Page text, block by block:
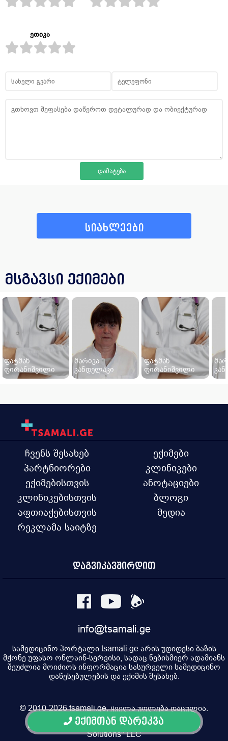
ექიმთან დარეკვა
ეთიკა
სიახლეები
მსგავსი ექიმები
ფატმან
ფირანიშვილი
მარიკა
კანდელაკი
ფატმან
ფირანიშვილი
ჩვენს შესახებ
პარტნიორები
ექიმებისთვის
კლინიკებისთვის
აფთიაქებისთვის
რეკლამა საიტზე
ექიმები
კლინიკები
ანოტაციები
ბლოგი
მედია
დაგვიკავშირდით
info@tsamali.ge
სამედიცინო პორტალი tsamali.ge არის უდიდესი ბაზის
მქონე უფასო ონლაინ-სერვისი, სადაც ნებისმიერ ადამიანს
შეუძლია მოიძიოს ინფორმაცია სასურველი სამედიცინო
დაწესებულების და ექიმის შესახებ.
© 2010-2026 tsamali.ge, ყველა უფლება დაცულია.
Developed by Pulsar Digital, Property of "Digital
Solutions" LLC